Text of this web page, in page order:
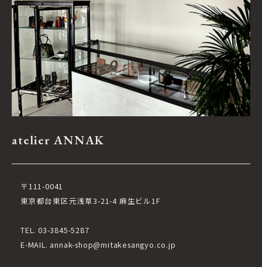
atelier ANNAK
〒111-0041
東京都台東区元浅草3-21-4 麻生ビル1F
TEL. 03-3845-5287
E-MAIL. annak-shop@mitakesangyo.co.jp